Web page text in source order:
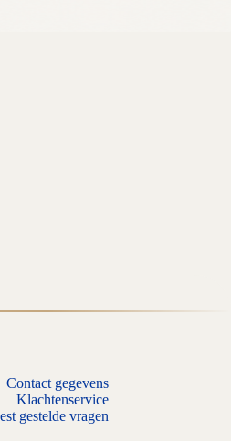
Contact gegevens
Klachtenservice
gestelde vragen